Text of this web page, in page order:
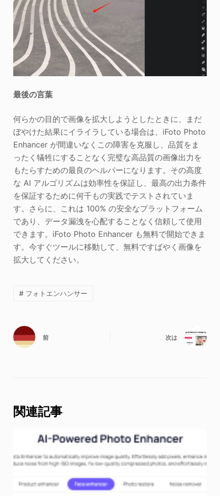
最後の言葉
何らかの目的で画像を拡大しようとしたときに、まだ
ぼやけた結果にイライラしている場合は、iFoto Photo
Enhancer が間違いなくこの障害を克服し、品質をま
ったく犠牲にすることなく完璧な高品質の画像出力を
もたらすための最良のヘルパーになります。その高度
な AI アルゴリズムは効率性を保証し、最高の出力条件
を保証するために何千もの実践でテストされていま
す。さらに、これは 100% の安全なプラットフォーム
であり、データ漏洩を心配することなく信頼して使用
できます。iFoto Photo Enhancer も無料で開始できま
す。今すぐツールに移動して、無料ですばやく画像を
拡大してください。
# フォトエンハンサー
前 次は
関連記事